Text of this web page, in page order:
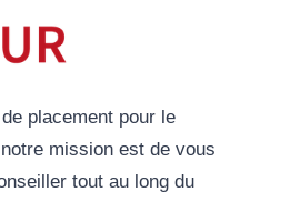
placement pour le
mission est de vous
tout au long du